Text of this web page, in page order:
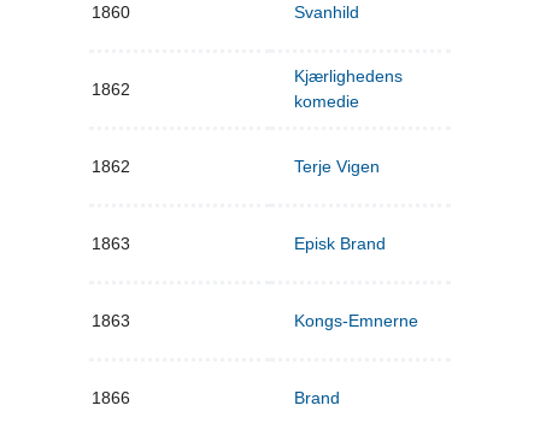
1860 Svanhild
1862
Kjærlighedens
komedie
1862 Terje Vigen
1863 Episk Brand
1863 Kongs-Emnerne
1866 Brand